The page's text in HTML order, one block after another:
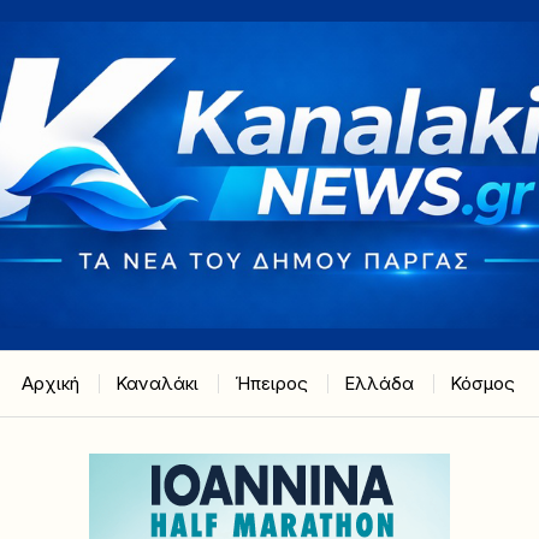
Αρχική Καναλάκι Ήπειρος Ελλάδα Κόσμος